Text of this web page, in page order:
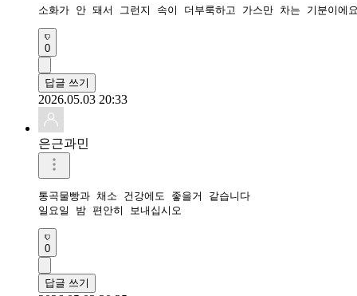
소화가 안 돼서 그런지 속이 더부룩하고 가스만 차는 기분이에
0
답글 쓰기
2026.05.03 20:33
은근과민
통곡물빵과 채소 건강에도 좋을거 같습니다
일요일 밤 편안히 보내십시오
0
답글 쓰기